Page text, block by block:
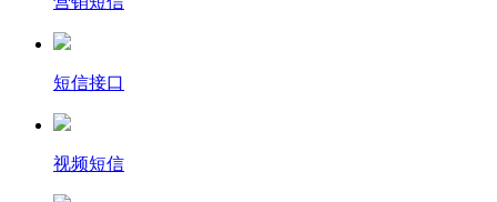
短信接口
视频短信